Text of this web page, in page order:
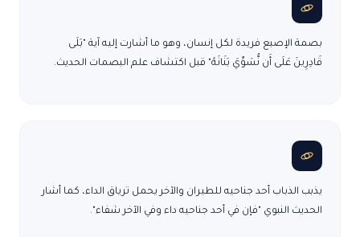
بصمة الإصبع فريدة لكل إنسان، وهو ما أشارت إليه آية "بَلَى
قَادِرِينَ عَلَى أَن نُّسَوِّيَ بَنَانَهُ" قبل اكتشاف علم البصمات الحديث.
يذبب الذباب أحد جناحيه للطيران والآخر يحمل ترياق الداء، كما أشار
الحديث النبوي "فإن في أحد جناحيه داء وفي الآخر شفاء".